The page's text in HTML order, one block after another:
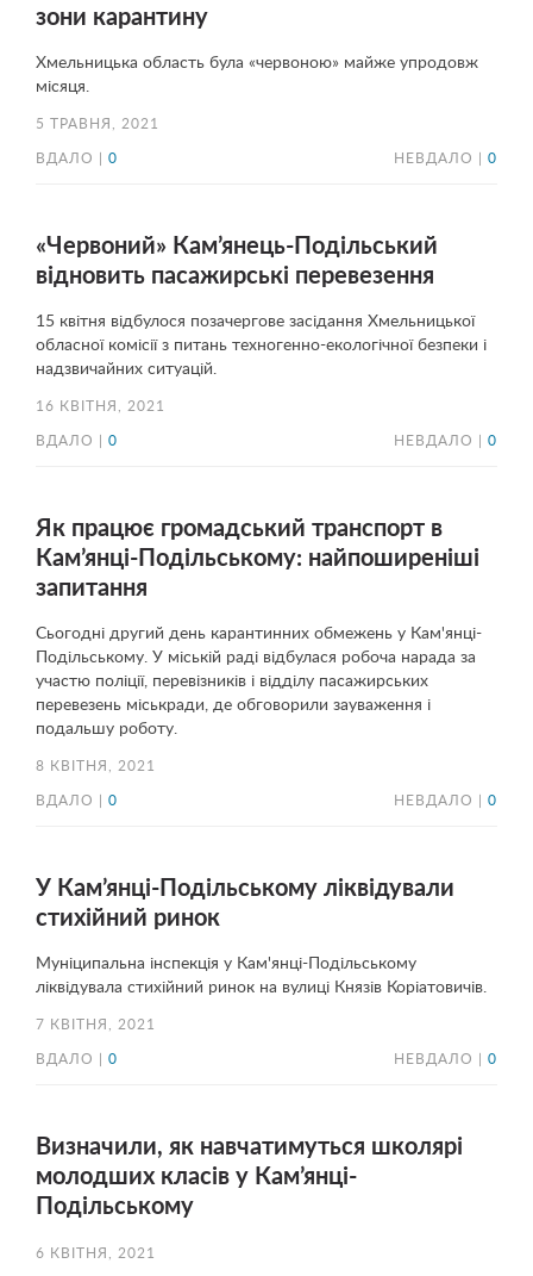
зони карантину
Хмельницька область була «червоною» майже упродовж
місяця.
5 ТРАВНЯ, 2021
ВДАЛО | 0 НЕВДАЛО | 0
«Червоний» Кам’янець-Подільський
відновить пасажирські перевезення
15 квітня відбулося позачергове засідання Хмельницької
обласної комісії з питань техногенно-екологічної безпеки і
надзвичайних ситуацій.
16 КВІТНЯ, 2021
ВДАЛО | 0 НЕВДАЛО | 0
Як працює громадський транспорт в
Кам’янці-Подільському: найпоширеніші
запитання
Сьогодні другий день карантинних обмежень у Кам'янці-
Подільському. У міській раді відбулася робоча нарада за
участю поліції, перевізників і відділу пасажирських
перевезень міськради, де обговорили зауваження і
подальшу роботу.
8 КВІТНЯ, 2021
ВДАЛО | 0 НЕВДАЛО | 0
У Кам’янці-Подільському ліквідували
стихійний ринок
Муніципальна інспекція у Кам'янці-Подільському
ліквідувала стихійний ринок на вулиці Князів Коріатовичів.
7 КВІТНЯ, 2021
ВДАЛО | 0 НЕВДАЛО | 0
Визначили, як навчатимуться школярі
молодших класів у Кам’янці-
Подільському
6 КВІТНЯ, 2021